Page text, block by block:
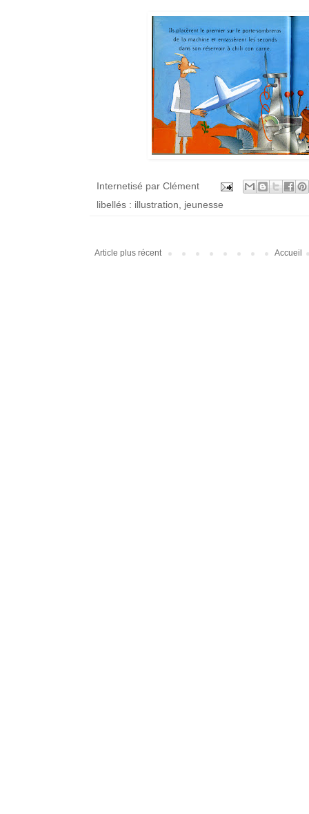
Internetisé par Clément
libellés : illustration, jeunesse
Article plus récent Accueil